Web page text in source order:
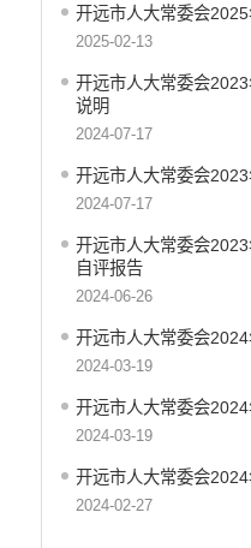
开远市供销合作社联合社
开远市地震局
开远市检验检测所
开远市机关事务管理局
云南开远产业园区管理委
开远市妇女联合会
中国共产主义青年团开远
开远市科学技术协会
开远市文学艺术工作者联
开远市归国华侨联合会
开远市残疾人联合会
开远市人大常委会
2025-02-13
开远市人大常委会
说明
2024-07-17
开远市人大常委会
2024-07-17
开远市人大常委会
自评报告
2024-06-26
开远市人大常委会
2024-03-19
开远市人大常委会
2024-03-19
开远市人大常委会
2024-02-27